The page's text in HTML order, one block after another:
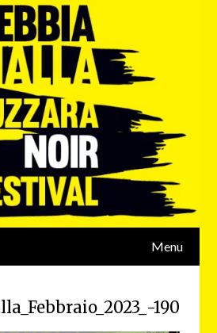
Menu
190